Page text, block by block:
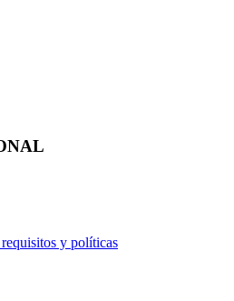
y políticas